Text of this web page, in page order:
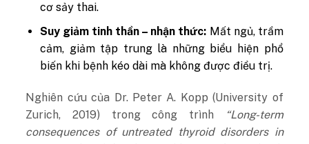
cơ sảy thai.
Suy giảm tinh thần – nhận thức: Mất ngủ, trầm
cảm, giảm tập trung là những biểu hiện phổ
biến khi bệnh kéo dài mà không được điều trị.
Nghiên cứu của Dr. Peter A. Kopp (University of
Zurich, 2019) trong công trình
“Long-term
consequences of untreated thyroid disorders in